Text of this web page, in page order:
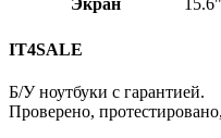
IT4SALE
Б/У ноутбуки с гарантией.
Проверено,